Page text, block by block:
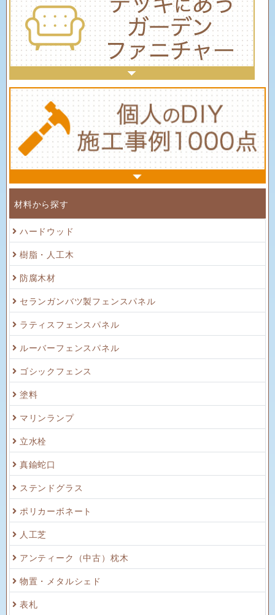
材料から探す
ハードウッド
樹脂・人工木
防腐木材
セランガンバツ製フェンスパネル
ラティスフェンスパネル
ルーバーフェンスパネル
ゴシックフェンス
塗料
マリンランプ
立水栓
真鍮蛇口
ステンドグラス
ポリカーボネート
人工芝
アンティーク（中古）枕木
物置・メタルシェド
表札
郵便ポスト